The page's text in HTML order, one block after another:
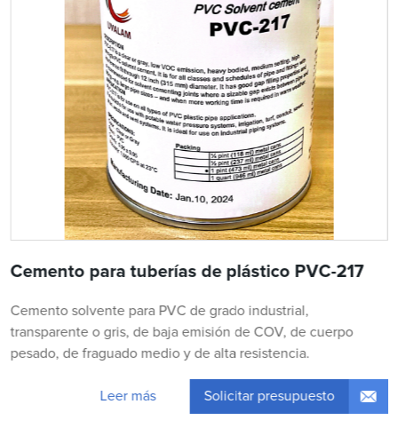
Cemento para tuberías de plástico PVC-217
Cemento solvente para PVC de grado industrial,
transparente o gris, de baja emisión de COV, de cuerpo
pesado, de fraguado medio y de alta resistencia.
Leer más Solicitar presupuesto